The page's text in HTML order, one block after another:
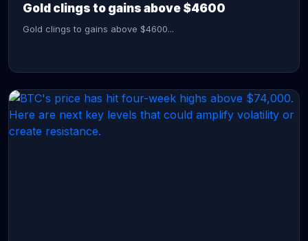
Gold clings to gains above $4600
Gold clings to gains above $4600...